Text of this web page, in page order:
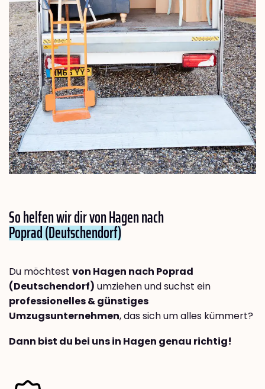
So helfen wir dir von Hagen nach
Poprad (Deutschendorf)
Du möchtest von Hagen nach Poprad
(Deutschendorf) umziehen und suchst ein
professionelles & günstiges
Umzugsunternehmen, das sich um alles kümmert?
Dann bist du bei uns in Hagen genau richtig!